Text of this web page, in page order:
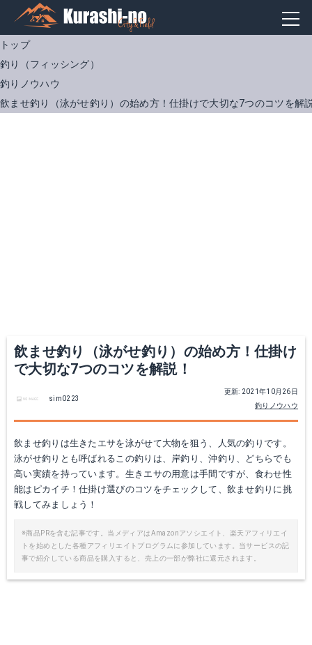
トップ
釣り（フィッシング）
釣りノウハウ
飲ませ釣り（泳がせ釣り）の始め方！仕掛けで大切な7つのコツを解
飲ませ釣り（泳がせ釣り）の始め方！仕掛け
で大切な7つのコツを解説！
更新: 2021年10月26日
釣りノウハウ
sim0223
飲ませ釣りは生きたエサを泳がせて大物を狙う、人気の釣りです。
泳がせ釣りとも呼ばれるこの釣りは、岸釣り、沖釣り、どちらでも
高い実績を持っています。生きエサの用意は手間ですが、食わせ性
能はピカイチ！仕掛け選びのコツをチェックして、飲ませ釣りに挑
戦してみましょう！
※商品PRを含む記事です。当メディアはAmazonアソシエイト、楽天アフィリエイ
トを始めとした各種アフィリエイトプログラムに参加しています。当サービスの記
事で紹介している商品を購入すると、売上の一部が弊社に還元されます。
Amazonで詳細を見る
Yahoo!ショッピングで見る
Amazonで詳細を見る
Yahoo!ショッピングで見る